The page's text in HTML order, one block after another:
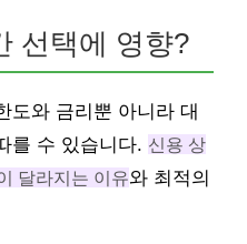
선택에 영향?
도와 금리뿐 아니라 대
를 수 있습니다. 신용 상
달라지는 이유와 최적의